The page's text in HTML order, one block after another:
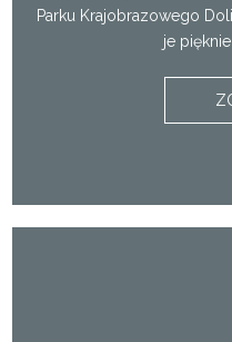
Parku Krajobrazowego
je